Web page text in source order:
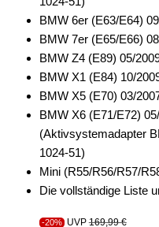
BMW 6er (E63/E64)
BMW 7er (E65/E66)
BMW Z4 (E89) 05/
BMW X1 (E84) 10/
BMW X5 (E70) 03/
BMW X6 (E71/E72)
(Aktivsystemadapter
1024-51)
Mini (R55/R56/R57/
Die vollständige Liste
-20% UVP 169,99 €